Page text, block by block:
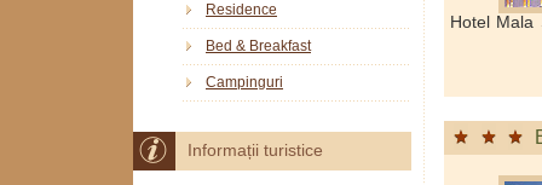
Hotel Mala
Residence
Bed & Breakfast
Campinguri
Informații turistice